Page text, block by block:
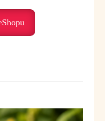
rovnováhu